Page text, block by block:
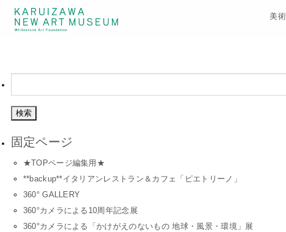
美
固定ページ
★TOPページ編集用★
**backup**イタリアンレストラン＆カフェ「ピエトリーノ」
360° GALLERY
360°カメラによる10周年記念展
360°カメラによる「かけがえのないもの 地球・風景・環境」展